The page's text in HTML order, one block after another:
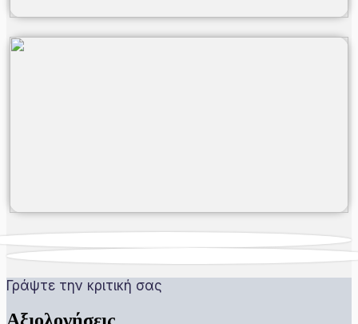
Γράψτε την κριτική σας